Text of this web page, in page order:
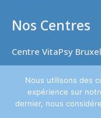
Nos Centres
Centre VitaPsy
Nous utilisons des
expérience sur
dernier, nous